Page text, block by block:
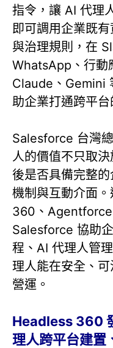
指令，讓 AI 代理
即可調用企業既
與治理規則，在
WhatsApp、行動
Claude、Gemini
助企業打通跨平台
Salesforce 台灣
人的價值不只取
後是否具備完整
機制與互動介面
360、Agentforce
Salesforce 協助
程、AI 代理人管
理人能在安全、
營運。
Headless 360
理人跨平台建置